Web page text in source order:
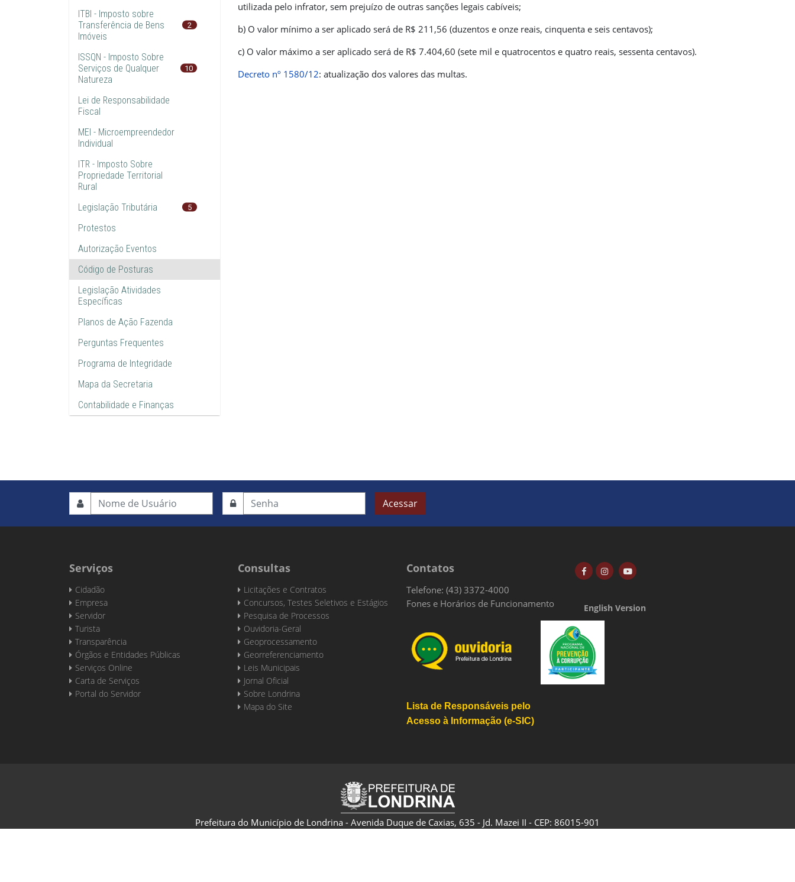
ITBI - Imposto sobre
Transferência de Bens
Imóveis
2
ISSQN - Imposto Sobre
Serviços de Qualquer
Natureza
10
Lei de Responsabilidade
Fiscal
MEI - Microempreendedor
Individual
ITR - Imposto Sobre
Propriedade Territorial
Rural
Legislação Tributária
5
Protestos
Autorização Eventos
Código de Posturas
Legislação Atividades
Específicas
Planos de Ação Fazenda
Perguntas Frequentes
Programa de Integridade
Mapa da Secretaria
Contabilidade e Finanças
utilizada pelo infrator, sem prejuízo de outras sanções legais cabíveis;
b) O valor mínimo a ser aplicado será de R$ 211,56 (duzentos e onze reais, cinquenta e seis centavos);
c) O valor máximo a ser aplicado será de R$ 7.404,60 (sete mil e quatrocentos e quatro reais, sessenta centavos).
Decreto nº 1580/12: atualização dos valores das multas.
Acessar
Serviços
Cidadão
Empresa
Servidor
Turista
Transparência
Órgãos e Entidades Públicas
Serviços Online
Carta de Serviços
Portal do Servidor
Consultas
Licitações e Contratos
Concursos, Testes Seletivos e Estágios
Pesquisa de Processos
Ouvidoria-Geral
Geoprocessamento
Georreferenciamento
Leis Municipais
Jornal Oficial
Sobre Londrina
Mapa do Site
Contatos
Telefone: (43) 3372-4000
Fones e Horários de Funcionamento
Lista de Responsáveis pelo
Acesso à Informação (e-SIC)
English Version
Prefeitura do Município de Londrina - Avenida Duque de Caxias, 635 - Jd. Mazei II - CEP: 86015-901